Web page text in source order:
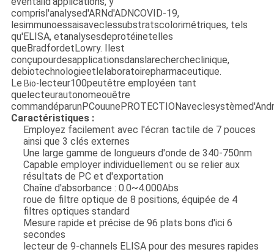
comprisl'analysed'ARNd'ADNCOVID-19,
lesimmunoessaisaveclessubstratscolorimétriques, tels
qu'ELISA, etanalysesdeprotéinetelles
queBradfordetLowry. Ilest
conçupourdesapplicationsdanslarechercheclinique,
debiotechnologieetlelaboratoirepharmaceutique.
Le Bio- lecteur100peutêtre employéen tant
quelecteurautonomeouêtre
Caractéristiques :
Employez facilement avec l'écran tactile de 7 pouces
ainsi que 3 clés externes
Une large gamme de longueurs d'onde de 340-750nm
Capable employer individuellement ou se relier aux
résultats de PC et d'exportation
Chaîne d'absorbance : 0.0~4.000Abs
roue de filtre optique de 8 positions, équipée de 4
filtres optiques standard
Mesure rapide et précise de 96 plats bons d'ici 6
secondes
lecteur de 9-channels ELISA pour des mesures rapides